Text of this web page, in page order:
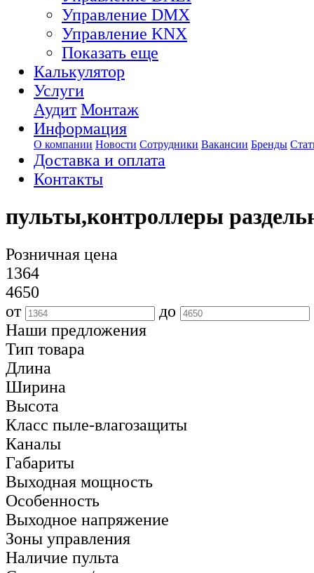
Управление DMX
Управление KNX
Показать еще
Калькулятор
Услуги
Аудит Монтаж
Информация
О компании Новости Сотрудники Вакансии Бренды
Доставка и оплата
Контакты
пульты,контроллеры
Розничная цена
1364
4650
от
до
Наши предложения
Тип товара
Длина
Ширина
Высота
Класс пыле-влагозащиты
Каналы
Габариты
Выходная мощность
Особенность
Выходное напряжение
Зоны управления
Наличие пульта